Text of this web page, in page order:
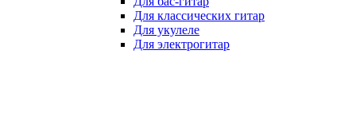
Для классических гитар
Для укулеле
Для электрогитар